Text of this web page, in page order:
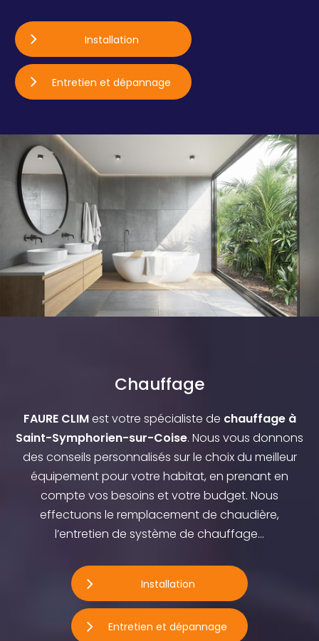
Installation
Entretien et dépannage
Chauffage
FAURE CLIMest votre spécialiste de chauffage à
Saint-Symphorien-sur-Coise. Nous vous donnons
des conseils personnalisés sur le choix du meilleur
équipement pour votre habitat, en prenant en
compte vos besoins et votre budget. Nous
effectuons le remplacement de chaudière,
l’entretien de système de chauffage…
Installation
Entretien et dépannage